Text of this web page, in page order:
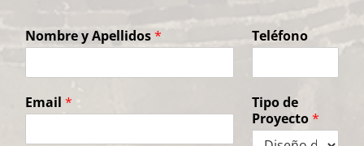
Nombre y Apellidos* Teléfono
Email *
Tipo de
Proyecto*